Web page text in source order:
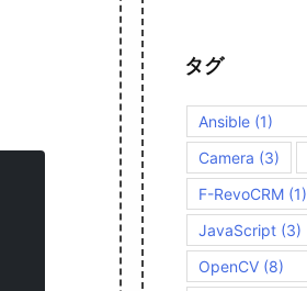
タグ
Ansible (1)
Camera (3)
F-RevoCRM (1)
JavaScript (3)
OpenCV (8)